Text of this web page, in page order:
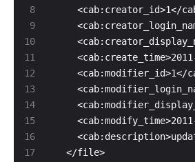
8
9
10
13
14
15
16
17